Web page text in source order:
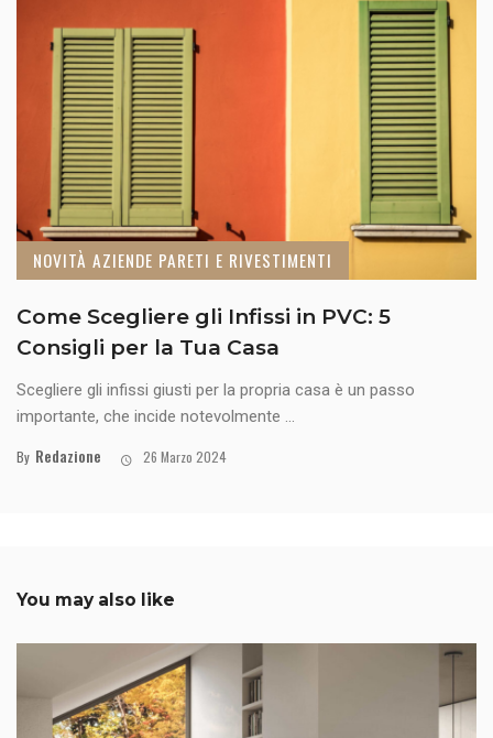
NOVITÀ AZIENDE PARETI E RIVESTIMENTI
Come Scegliere gli Infissi in PVC: 5
Consigli per la Tua Casa
Scegliere gli infissi giusti per la propria casa è un passo
importante, che incide notevolmente ...
By Redazione 26 Marzo 2024
You may also like